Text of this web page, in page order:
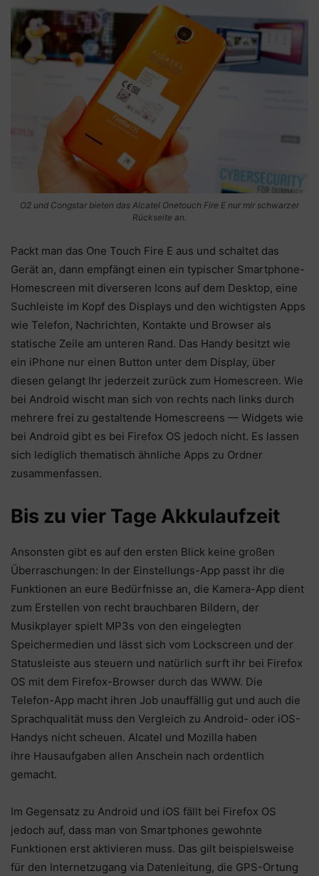
O2 und Congstar bieten das Alcatel Onetouch Fire E nur mir schwarzer
Rückseite an.
Packt man das One Touch Fire E aus und schaltet das
Gerät an, dann empfängt einen ein typischer Smartphone-
Homescreen mit diverseren Icons auf dem Desktop, eine
Suchleiste im Kopf des Displays und den wichtigsten Apps
wie Telefon, Nachrichten, Kontakte und Browser als
statische Zeile am unteren Rand. Das Handy besitzt wie
ein iPhone nur einen Button unter dem Display, über
diesen gelangt Ihr jederzeit zurück zum Homescreen. Wie
bei Android wischt man sich von rechts nach links durch
mehrere frei zu gestaltende Homescreens — Widgets wie
bei Android gibt es bei Firefox OS jedoch nicht. Es lassen
sich lediglich thematisch ähnliche Apps zu Ordner
zusammenfassen.
Bis zu vier Tage Akkulaufzeit
Ansonsten gibt es auf den ersten Blick keine großen
Überraschungen: In der Einstellungs-App passt ihr die
Funktionen an eure Bedürfnisse an, die Kamera-App dient
zum Erstellen von recht brauchbaren Bildern, der
Musikplayer spielt MP3s von den eingelegten
Speichermedien und lässt sich vom Lockscreen und der
Statusleiste aus steuern und natürlich surft ihr bei Firefox
OS mit dem Firefox-Browser durch das WWW. Die
Telefon-App macht ihren Job unauffällig gut und auch die
Sprachqualität muss den Vergleich zu Android- oder iOS-
Handys nicht scheuen. Alcatel und Mozilla haben
ihre Hausaufgaben allen Anschein nach ordentlich
gemacht.
Im Gegensatz zu Android und iOS fällt bei Firefox OS
jedoch auf, dass man von Smartphones gewohnte
Funktionen erst aktivieren muss. Das gilt beispielsweise
für den Internetzugang via Datenleitung, die GPS-Ortung